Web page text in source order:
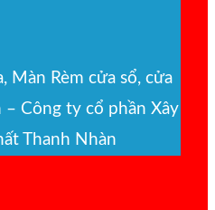
Màn Rèm cửa sổ, cửa
– Công ty cổ phần Xây
Thanh Nhàn